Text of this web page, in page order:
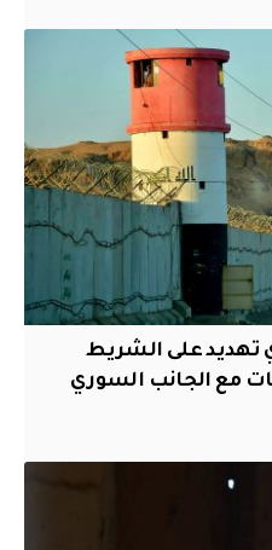
تهديد على الشريط
مع الجانب السوري